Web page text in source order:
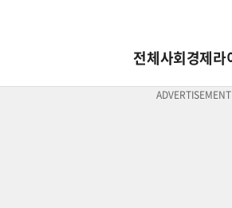
전체사회경제라